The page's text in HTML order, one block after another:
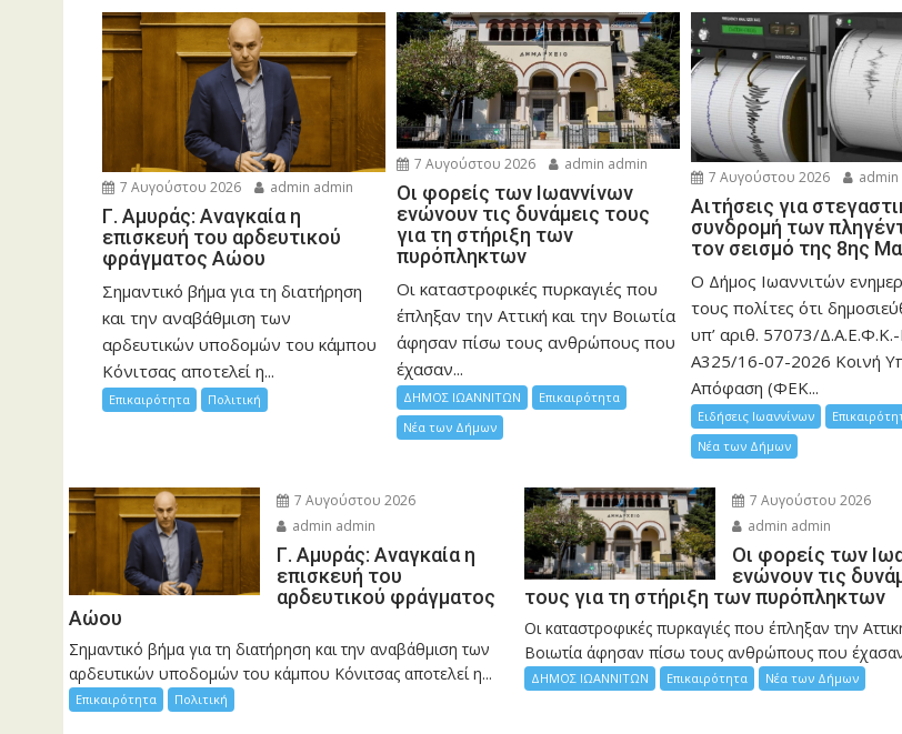
7 Αυγούστου 2026 admin admin
Γ. Αμυράς: Αναγκαία η
επισκευή του αρδευτικού
φράγματος Αώου
Σημαντικό βήμα για τη διατήρηση
και την αναβάθμιση των
αρδευτικών υποδομών του κάμπου
Κόνιτσας αποτελεί η...
Επικαιρότητα Πολιτική
7 Αυγούστου 2026 admin admin
Οι φορείς των Ιωαννίνων
ενώνουν τις δυνάμεις τους
για τη στήριξη των
πυρόπληκτων
Οι καταστροφικές πυρκαγιές που
έπληξαν την Αττική και την Bοιωτία
άφησαν πίσω τους ανθρώπους που
έχασαν...
ΔΗΜΟΣ ΙΩΑΝΝΙΤΩΝ
Επικαιρότητα
Νέα των Δήμων
7 Αυγούστου 2026 admin
Αιτήσεις για
συνδρομή των
τον σεισμό της 8ης
Ο Δήμος Ιωαννιτών
τους πολίτες ότι
υπ’ αριθ. 57073/
Α325/16-07-2026 Κοινή
Απόφαση (ΦΕΚ...
Ειδήσεις Ιωαννίνων
Νέα των Δήμων
7 Αυγούστου 2026
admin admin
Γ. Αμυράς: Αναγκαία η
επισκευή του
αρδευτικού φράγματος
Αώου
Σημαντικό βήμα για τη διατήρηση και την αναβάθμιση των
αρδευτικών υποδομών του κάμπου Κόνιτσας αποτελεί η...
Επικαιρότητα Πολιτική
7 Αυγούστου 2026
admin admin
Οι φορείς των
ενώνουν τις
τους για τη στήριξη των πυρόπληκτων
Οι καταστροφικές πυρκαγιές που έπληξαν την
Bοιωτία άφησαν πίσω τους ανθρώπους που
ΔΗΜΟΣ ΙΩΑΝΝΙΤΩΝ Επικαιρότητα Νέα των Δήμων